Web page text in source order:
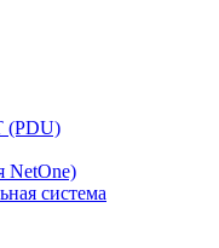
(PDU)
система